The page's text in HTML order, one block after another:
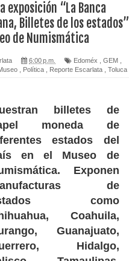
exposición “La Banca
Billetes de los estados”
de Numismática
6:00 p.m. Edoméx GEM
Política Reporte Escarlata Toluca
billetes de
moneda de
estados del
en el Museo de
Exponen
de
como
Coahuila,
Guanajuato,
Hidalgo,